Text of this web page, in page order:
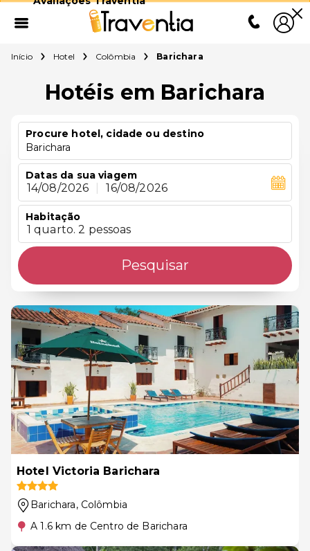
Início Hotel Colômbia Barichara
Hotéis em Barichara
Procure hotel, cidade ou destino
Barichara
Datas da sua viagem
14/08/2026 16/08/2026
Habitação
1 quarto. 2 pessoas
Pesquisar
Hotel Victoria Barichara
Barichara, Colômbia
A 1.6 km de Centro de Barichara